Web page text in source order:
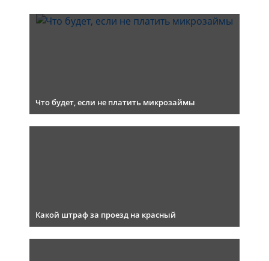
Что будет, если не платить микрозаймы
Какой штраф за проезд на красный